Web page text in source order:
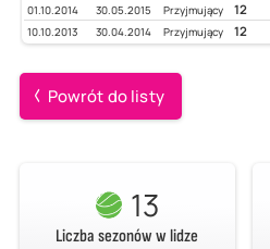
01.10.2014 30.05.2015 Przyjmujący 12
10.10.2013 30.04.2014 Przyjmujący 12
Powrót do listy
13
Liczba sezonów w lidze